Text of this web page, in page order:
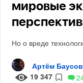
мировые
Но о вреде
Артём Баусов
19 347